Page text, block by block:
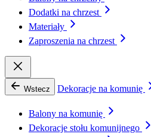
Dodatki na chrzest
Materiały
Zaproszenia na chrzest
Wstecz Dekoracje na komunię
Balony na komunię
Dekoracje stołu komunijnego